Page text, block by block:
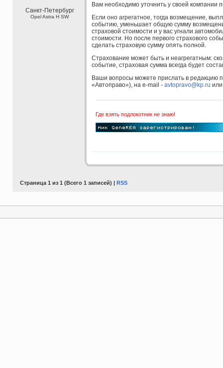
Санкт-Петербург
Opel Astra H SW
Вам необходимо уточнить у своей компании
Если оно агрегатное, тогда возмещение,
событию, уменьшает общую сумму
страховой стоимости и у вас угнали
стоимости. Но после первого страхового
сделать страховую сумму опять полной.
Страхование может быть и неагрегатным:
событие, страховая сумма всегда будет
Ваши вопросы можете прислать в редакцию
«Автоправо»), на e-mail - avtopravo@kp.ru
Где взять подлокотник не знаю!
Страница 1 из 1 (Всего 1 записей) | RSS